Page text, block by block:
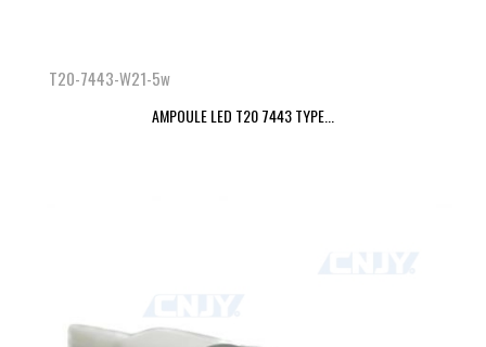
T20-7443-W21-5w
AMPOULE LED T20 7443 TYPE...